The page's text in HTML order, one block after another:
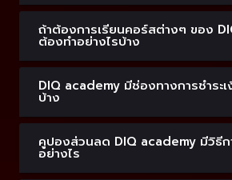
ถ้าต้องการเรียนคอร์สต่างๆ ของ
ต้องทำอย่างไรบ้าง
DIQ academy มีช่องทางการชำระเ
บ้าง
คูปองส่วนลด DIQ academy มีวิธีก
อย่างไร